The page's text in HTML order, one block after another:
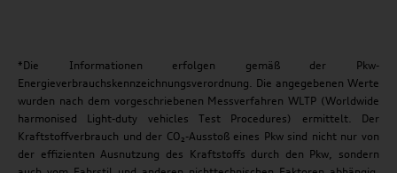
*Die Informationen erfolgen gemäß der Pkw-
Energieverbrauchskennzeichnungsverordnung. Die angegebenen Werte
wurden nach dem vorgeschriebenen Messverfahren WLTP (Worldwide
harmonised Light-duty vehicles Test Procedures) ermittelt. Der
Kraftstoffverbrauch und der CO₂-Ausstoß eines Pkw sind nicht nur von
der effizienten Ausnutzung des Kraftstoffs durch den Pkw, sondern